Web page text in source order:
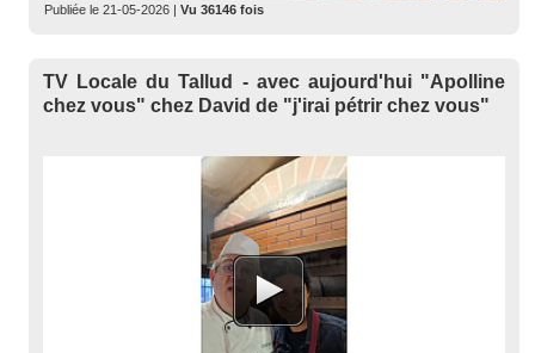
Publiée le 21-05-2026 | Vu 36146 fois
TV Locale du Tallud - avec aujourd'hui "Apolline
chez vous" chez David de "j'irai pétrir chez vous"